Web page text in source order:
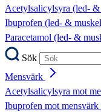
Acetylsalicylsyra (led-
Ibuprofen (led- &
Paracetamol (led- &
Sök
Mensvärk
Acetylsalicylsyra mot
Ibuprofen mot mensvärk